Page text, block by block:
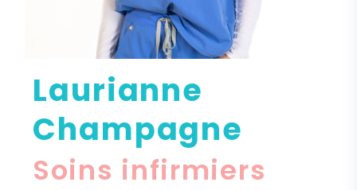
Laurianne
Champagne
Soins infirmiers